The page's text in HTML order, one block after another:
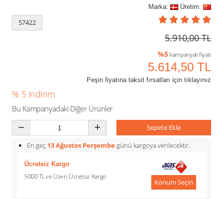
Marka: Üretim:
57422
5.910,00 TL
%5kampanyalı fiyatı
5.614,50 TL
Peşin fiyatına taksit fırsatları için tıklayınız
% 5 indirim
Bu Kampanyadaki Diğer Ürünler
Sepete Ekle
En geç 13 Ağustos Perşembegünü kargoya verilecektir.
Ücretsiz Kargo
5000 TL ve Üzeri Ücretsiz Kargo
Konum Seçin